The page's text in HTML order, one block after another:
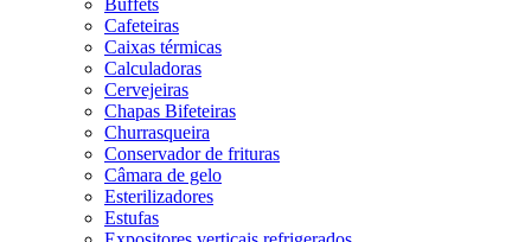
Buffets
Cafeteiras
Caixas térmicas
Calculadoras
Cervejeiras
Chapas Bifeteiras
Churrasqueira
Conservador de frituras
Câmara de gelo
Esterilizadores
Estufas